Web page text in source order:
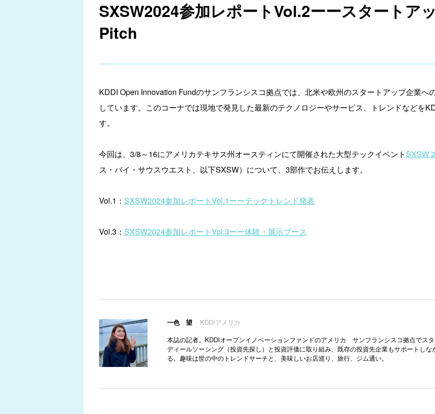
SXSW2024参加レポートVol.2ーースタートア
Pitch
KDDI Open Innovation Fundのサンフランシスコ拠点では、北米や欧州のスタートアップ企業へ
しています。このコーナでは現地で発見した最新のテクノロジーやサービス、トレンドなどを
す。
今回は、3/8～16にアメリカテキサス州オースティンにて開催された大型テックイベント SXSW
ス・バイ・サウスウエスト、以下SXSW）について、3部作でお伝えします。
Vol.1： SXSW2024参加レポートVol.1ーーテックトレンド発表
Vol.3： SXSW2024参加レポートVol.3ーー体験・展示ブース
一色 望
KDDIアメリカ
本誌の記者。KDDIオープンイノベーションファンドのアメリカ サンフランシスコ拠点でス
ディールソーシング（投資先探し）と投資評価に取り組み、既存の投資先企業もサポートし
る。趣味は世の中のトレンドサーチと、美味しいお店巡り、旅行、ジム通い。